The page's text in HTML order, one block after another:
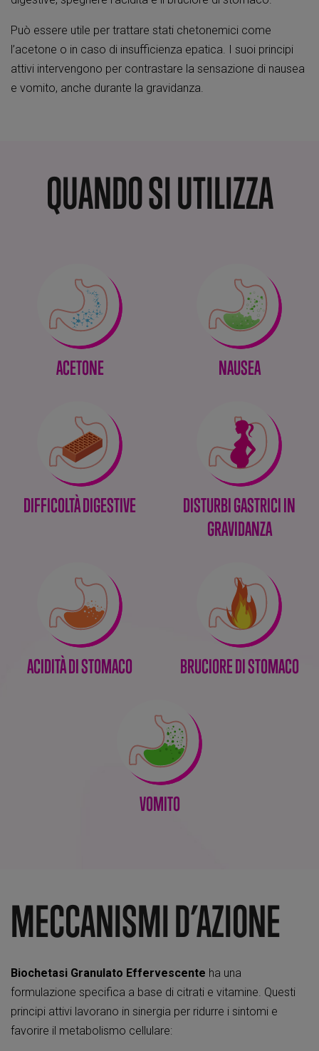
Può essere utile per trattare stati chetonemici come
l’acetone o in caso di insufficienza epatica. I suoi principi
attivi intervengono per contrastare la sensazione di nausea
e vomito, anche durante la gravidanza.
QUANDO SI UTILIZZA
ACETONE NAUSEA
DIFFICOLTÀ DIGESTIVE
DISTURBI GASTRICI IN
GRAVIDANZA
ACIDITÀ DI STOMACO BRUCIORE DI STOMACO
VOMITO
MECCANISMI D’AZIONE
Biochetasi Granulato Effervescente ha una
formulazione specifica a base di citrati e vitamine. Questi
principi attivi lavorano in sinergia per ridurre i sintomi e
favorire il metabolismo cellulare: